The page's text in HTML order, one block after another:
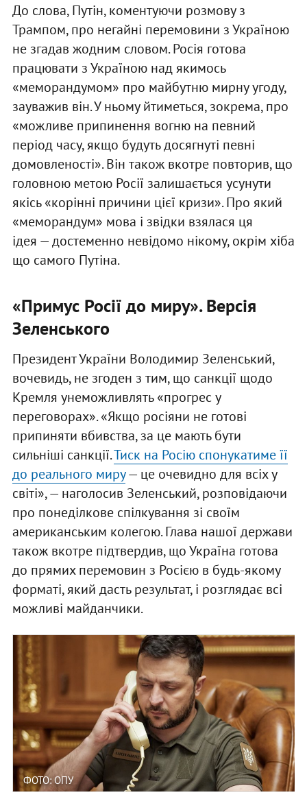
До слова, Путін, коментуючи розмову з
Трампом, про негайні перемовини з Україною
не згадав жодним словом. Росія готова
працювати з Україною над якимось
«меморандумом» про майбутню мирну угоду,
зауважив він. У ньому йтиметься, зокрема, про
«можливе припинення вогню на певний
період часу, якщо будуть досягнуті певні
домовленості». Він також вкотре повторив, що
головною метою Росії залишається усунути
якісь «корінні причини цієї кризи». Про який
«меморандум» мова і звідки взялася ця
ідея — достеменно невідомо нікому, окрім хіба
що самого Путіна.
«Примус Росії до миру». Версія
Зеленського
Президент України Володимир Зеленський,
вочевидь, не згоден з тим, що санкції щодо
Кремля унеможливлять «прогрес у
переговорах». «Якщо росіяни не готові
припиняти вбивства, за це мають бути
сильніші санкції.Тиск на Росію спонукатиме її
до реального миру— це очевидно для всіх у
світі», — наголосив Зеленський, розповідаючи
про понеділкове спілкування зі своїм
американським колегою. Глава нашої держави
також вкотре підтвердив, що Україна готова
до прямих перемовин з Росією в будь-якому
форматі, який дасть результат, і розглядає всі
можливі майданчики.
ФОТО: ОПУ